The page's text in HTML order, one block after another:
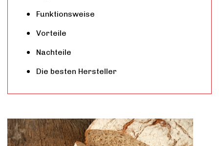
Funktionsweise
Vorteile
Nachteile
Die besten Hersteller